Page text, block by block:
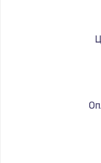
Установка